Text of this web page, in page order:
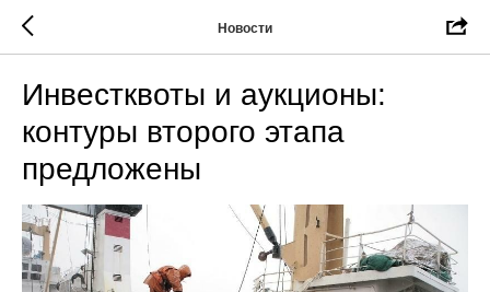
Новости
Инвестквоты и аукционы:
контуры второго этапа
предложены